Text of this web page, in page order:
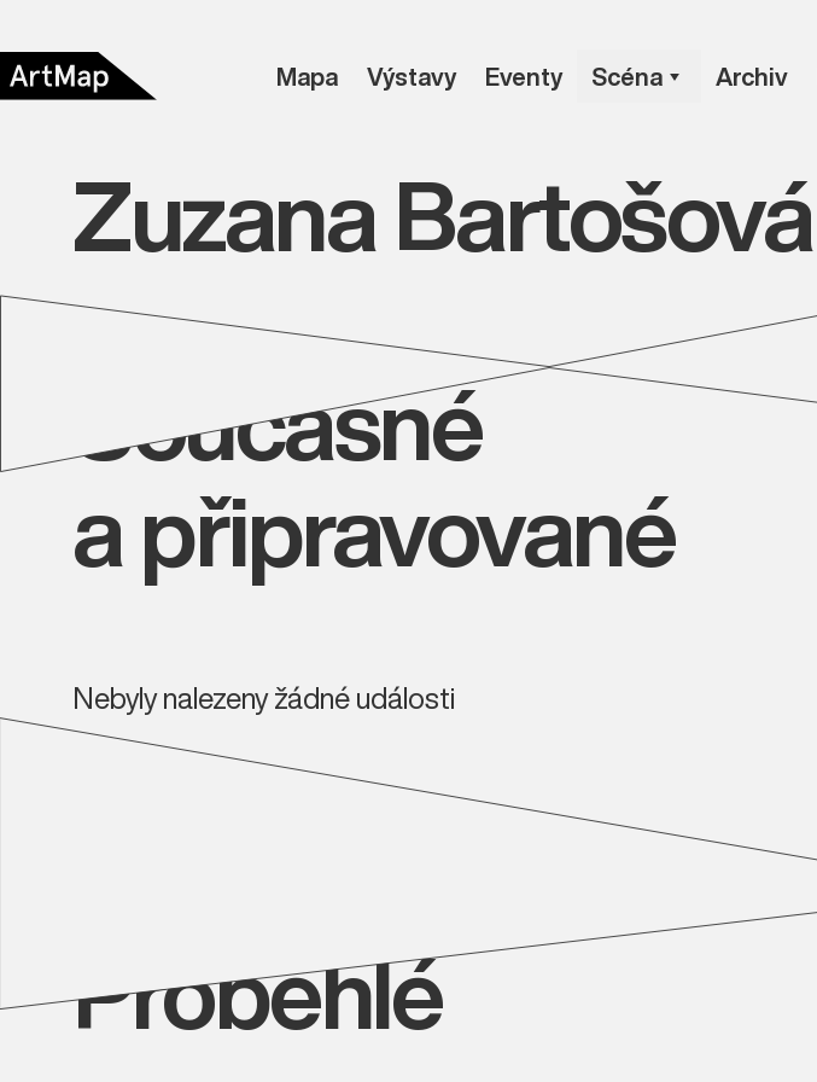
Mapa Výstavy Eventy Scéna Archiv
Zuzana Bartošová
Současné
a připravované
Nebyly nalezeny žádné události
Proběhlé